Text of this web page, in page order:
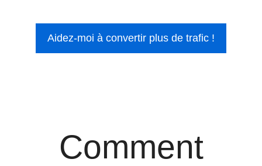
Aidez-moi à convertir plus de trafic !
Comment